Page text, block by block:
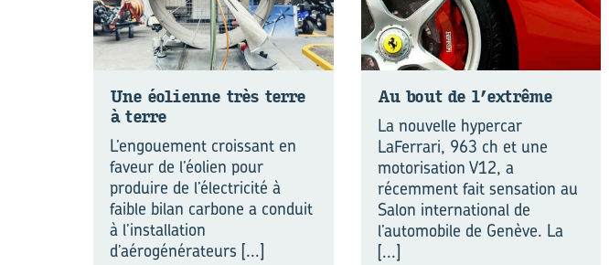
Une éo­lienne très terre
à terre
L’engouement croissant en
faveur de l’éolien pour
produire de l’électricité à
faible bilan carbone a conduit
à l’installation
d’aérogénérateurs [...]
Au bout de l’ex­trême
La nouvelle hypercar
LaFerrari, 963 ch et une
motorisation V12, a
récemment fait sensation au
Salon international de
l’automobile de Genève. La
[...]